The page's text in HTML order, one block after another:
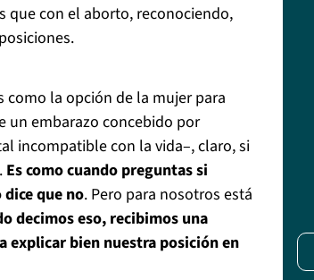
que con el aborto, reconociendo,
la opción de la mujer para
un embarazo concebido por
incompatible con la vida–, claro, si
Es como cuando preguntas si
que no. Pero para nosotros está
decimos eso, recibimos una
explicar bien nuestra posición en